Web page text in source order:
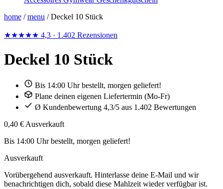
home / menu / Deckel 10 Stück
★★★★★ 4,3 · 1.402 Rezensionen
Deckel 10 Stück
Bis 14:00 Uhr bestellt, morgen geliefert!
Plane deinen eigenen Liefertermin (Mo-Fr)
Ø Kundenbewertung 4,3/5 aus 1.402 Bewertungen
0,40 € Ausverkauft
Bis 14:00 Uhr bestellt, morgen geliefert!
Ausverkauft
Vorübergehend ausverkauft. Hinterlasse deine E-Mail und wir
benachrichtigen dich, sobald diese Mahlzeit wieder verfügbar ist.